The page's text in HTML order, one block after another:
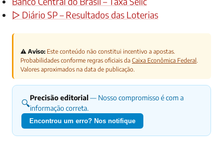
▷ Diário SP – Resultados das Loterias
⚠️ Aviso: Este conteúdo não constitui incentivo a apostas.
Probabilidades conforme regras oficiais da Caixa Econômica Federal.
Valores aproximados na data de publicação.
🔍Precisão editorial — Nosso compromisso é com a
informação correta.
Encontrou um erro? Nos notifique